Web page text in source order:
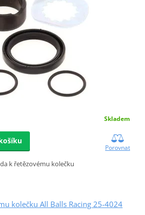
Skladem
Porovnat
k řetězovému kolečku
kolečku All Balls Racing 25-4024